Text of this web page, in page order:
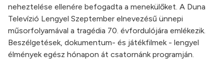
neheztelése ellenére befogadta a menekülőket. A Duna
Televízió Lengyel Szeptember elnevezésű ünnepi
műsorfolyamával a tragédia 70. évfordulójára emlékezik.
Beszélgetések, dokumentum- és játékfilmek - lengyel
élmények egész hónapon át csatornánk programján.